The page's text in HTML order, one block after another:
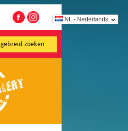
NL - Nederlands
zoeken